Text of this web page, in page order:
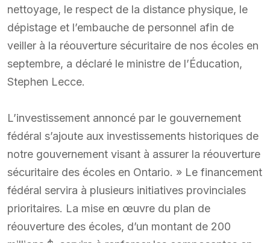
nettoyage, le respect de la distance physique, le
dépistage et l’embauche de personnel afin de
veiller à la réouverture sécuritaire de nos écoles en
septembre, a déclaré le ministre de l’Éducation,
Stephen Lecce.
L’investissement annoncé par le gouvernement
fédéral s’ajoute aux investissements historiques de
notre gouvernement visant à assurer la réouverture
sécuritaire des écoles en Ontario. » Le financement
fédéral servira à plusieurs initiatives provinciales
prioritaires. La mise en œuvre du plan de
réouverture des écoles, d’un montant de 200